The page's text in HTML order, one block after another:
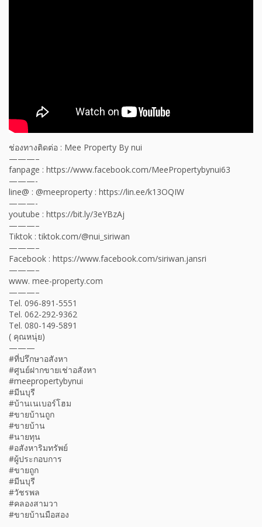
ช่องทางติดต่อ : Mee Property By nui
———–
fanpage : https://www.facebook.com/MeePropertybynui63
———-
line@ : @meeproperty : https://lin.ee/k13OQIW
———-
youtube : https://bit.ly/3eYBzAj
———–
Tiktok : tiktok.com/@nui_siriwan
———–
Facebook : https://www.facebook.com/siriwan.jansri
———–
www. mee-property.com
———–
Tel. 096-891-5551
Tel. 062-292-9362
Tel. 080-149-5891
( คุณหนุ่ย)
———
#ที่ปรึกษาอสังหา
#ศูนย์ฝากขายเช่าอสังหา
#meepropertybynui
#มีนบุรี
#บ้านเนเบอร์โฮม
#ขายบ้านถูก
#ขายบ้าน
#นายทุน
#อสังหาริมทรัพย์
#ผู้ประกอบการ
#ขายถูก
#มีนบุรี
#วัชรพล
#คลองสามวา
#ขายบ้านมือสอง